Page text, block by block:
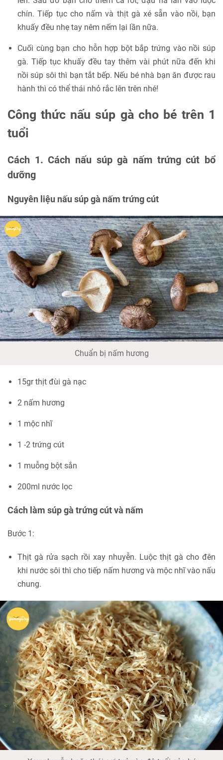
chín. Tiếp tục cho nấm và thịt gà xé sẵn vào nồi, bạn
khuấy đều nhẹ tay nêm nếm lại lần nữa.
Cuối cùng bạn cho hỗn hợp bột bắp trứng vào nồi súp
gà. Tiếp tục khuấy đều tay thêm vài phút nữa đến khi
nồi súp sôi thì bạn tắt bếp. Nếu bé nhà bạn ăn được rau
hành thì có thể thái nhỏ rắc lên trên nhé!
Công thức nấu súp gà cho bé trên 1
tuổi
Cách 1. Cách nấu súp gà nấm trứng cút bổ
dưỡng
Nguyên liệu nấu súp gà nấm trứng cút
Chuẩn bị nấm hương
15gr thịt đùi gà nạc
2 nấm hương
1 mộc nhĩ
1 -2 trứng cút
1 muỗng bột sắn
200ml nước lọc
Cách làm súp gà trứng cút và nấm
Bước 1:
Thịt gà rửa sạch rồi xay nhuyễn. Luộc thịt gà cho đên
khi nước sôi thì cho tiếp nấm hương và mộc nhĩ vào nấu
chung.